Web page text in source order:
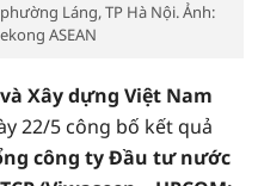
Láng, TP Hà Nội. Ảnh:
ASEAN
Xây dựng Việt Nam
22/5 công bố kết quả
công ty Đầu tư nước